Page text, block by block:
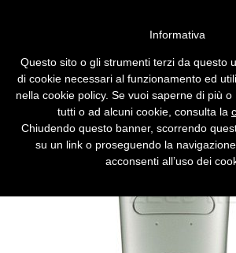
della morte
Un imprevedibile e
hardware della consolle più
mondo costerà a Microsoft un
dollari.
Informativa
Questo sito o gli strumenti terzi da questo
di cookie necessari al funzionamento ed
nella cookie policy. Se vuoi saperne di più
tutti o ad alcuni cookie, consulta la
Chiudendo questo banner, scorrendo
su un link o proseguendo la
acconsenti all’uso dei